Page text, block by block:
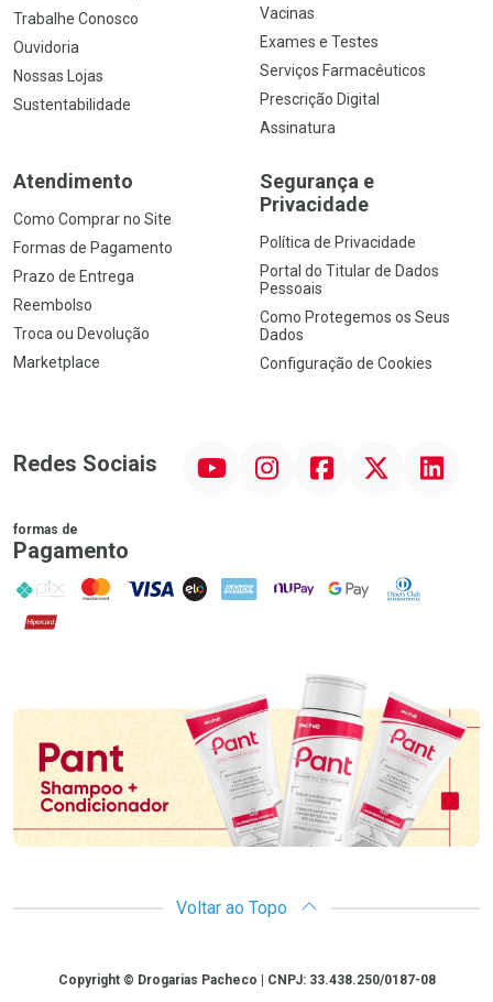
Trabalhe Conosco
Ouvidoria
Nossas Lojas
Sustentabilidade
Vacinas
Exames e Testes
Serviços Farmacêuticos
Prescrição Digital
Assinatura
Atendimento
Como Comprar no Site
Formas de Pagamento
Prazo de Entrega
Reembolso
Troca ou Devolução
Marketplace
Segurança e
Privacidade
Política de Privacidade
Portal do Titular de Dados
Pessoais
Como Protegemos os Seus
Dados
Configuração de Cookies
Redes Sociais InstagramFacebookTwitter Linkedin
formas de
Pagamento
PIX MasterCard
VISA ELO AMEX NuPay Google PayDiners Club
Hipercard
Voltar ao Topo
CopyrightCopyright © Drogarias Pacheco | CNPJ: 33.438.250/0187-08